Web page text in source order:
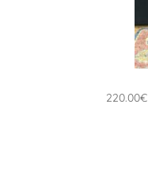
220.00€